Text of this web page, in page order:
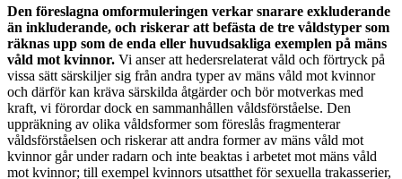
Den föreslagna omformuleringen verkar snarare exkluderande
än inkluderande, och riskerar att befästa de tre våldstyper som
räknas upp som de enda eller huvudsakliga exemplen på mäns
våld mot kvinnor. Vi anser att hedersrelaterat våld och förtryck på
vissa sätt särskiljer sig från andra typer av mäns våld mot kvinnor
och därför kan kräva särskilda åtgärder och bör motverkas med
kraft, vi förordar dock en sammanhållen våldsförståelse. Den
uppräkning av olika våldsformer som föreslås fragmenterar
våldsförståelsen och riskerar att andra former av mäns våld mot
kvinnor går under radarn och inte beaktas i arbetet mot mäns våld
mot kvinnor; till exempel kvinnors utsatthet för sexuella trakasserier,